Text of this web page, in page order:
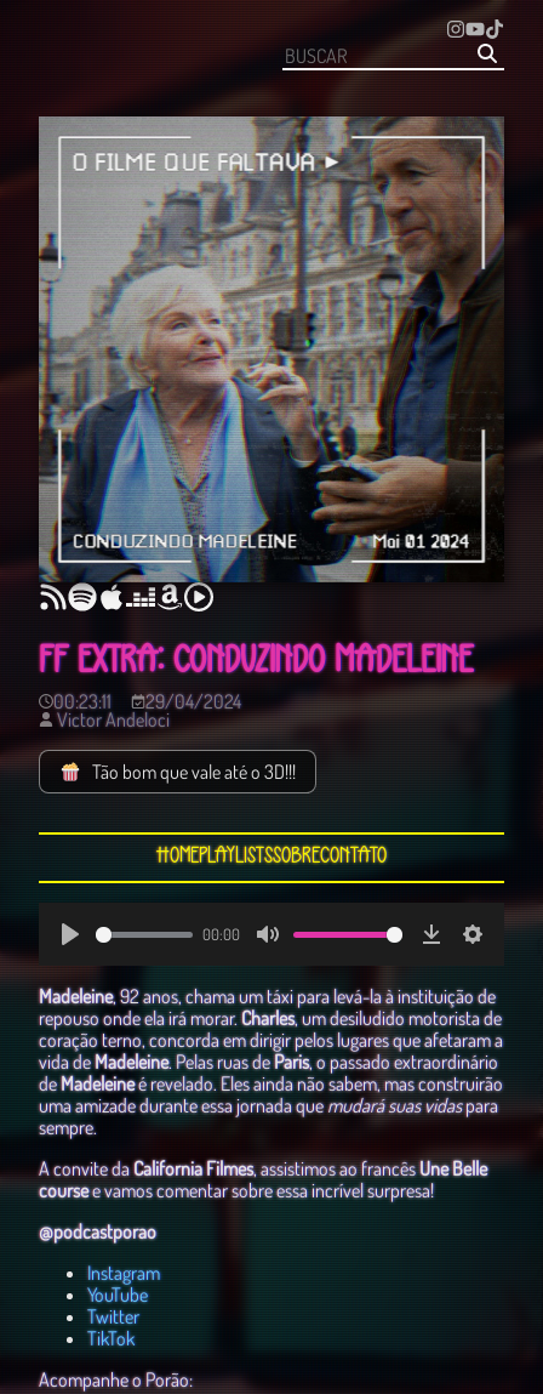
FF EXTRA: CONDUZINDO MADELEINE
00:23:11 29/04/2024
Victor Andeloci
Tão bom que vale até o 3D!!!
HomePlaylistsSobreContato
00:00
Madeleine, 92 anos, chama um táxi para levá-la à instituição de
repouso onde ela irá morar.Charles, um desiludido motorista de
coração terno, concorda em dirigir pelos lugares que afetaram a
vida deMadeleine. Pelas ruas deParis, o passado extraordinário
deMadeleineé revelado. Eles ainda não sabem, mas construirão
uma amizade durante essa jornada quemudará suas vidaspara
sempre.
A convite daCalifornia Filmes, assistimos ao francêsUne Belle
coursee vamos comentar sobre essa incrível surpresa!
@podcastporao
⁠⁠⁠⁠⁠⁠⁠⁠⁠⁠⁠⁠⁠⁠Instagram⁠⁠⁠⁠⁠⁠⁠⁠⁠⁠⁠⁠⁠⁠
⁠⁠⁠⁠⁠⁠⁠⁠⁠⁠⁠⁠⁠⁠YouTube⁠⁠⁠⁠⁠⁠⁠⁠⁠⁠⁠⁠⁠⁠
⁠⁠⁠⁠⁠⁠⁠⁠⁠⁠⁠⁠⁠⁠Twitter⁠⁠⁠⁠⁠⁠⁠⁠⁠⁠⁠⁠⁠⁠
⁠⁠⁠⁠⁠⁠⁠⁠⁠⁠⁠⁠⁠⁠TikTok⁠⁠⁠⁠⁠⁠⁠⁠⁠⁠⁠⁠⁠⁠
Acompanhe o Porão: